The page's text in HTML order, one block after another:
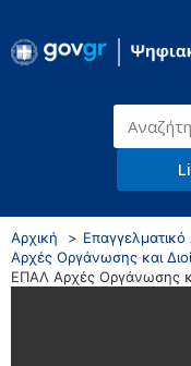
Αρχική Επαγγελματικό
Αρχές Οργάνωσης και
ΕΠΑΛ Αρχές Οργάνωσης